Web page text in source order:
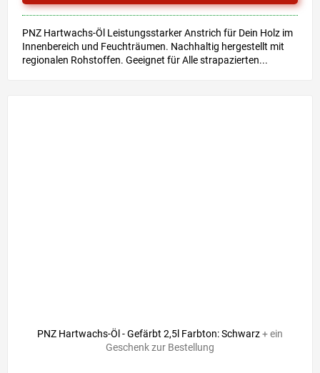
PNZ Hartwachs-Öl Leistungsstarker Anstrich für Dein Holz im
Innenbereich und Feuchträumen. Nachhaltig hergestellt mit
regionalen Rohstoffen. Geeignet für Alle strapazierten...
PNZ Hartwachs-Öl - Gefärbt 2,5l Farbton: Schwarz+ ein
Geschenk zur Bestellung